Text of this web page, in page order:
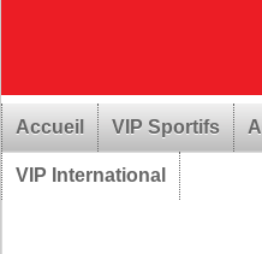
Accueil VIP Sportifs
VIP International